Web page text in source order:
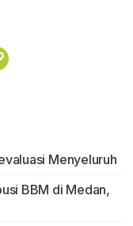
Menyeluruh
BBM di Medan,